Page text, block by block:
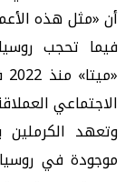
أن «مثل هذه
فيما تحجب
الاجتماعي
وتعهد
موجودة في